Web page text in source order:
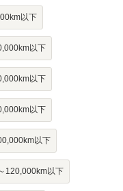
以下
以下
以下
以下
以下
120,000km以下